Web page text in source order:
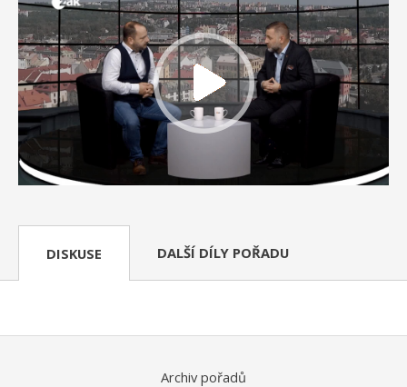
DISKUSE DALŠÍ DÍLY POŘADU
Archiv pořadů